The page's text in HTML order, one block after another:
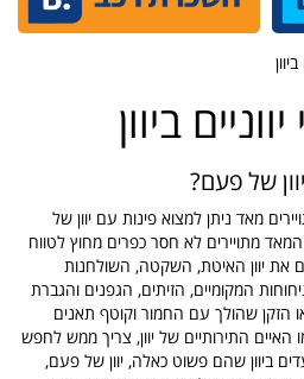
ביוון
של פעם?
מאד ניתן למצוא פינות עם יוון של
המאד מתויירים לא חסר כפרים מחוץ לטווח
את יוון האיטת, השקטה, השולחנות
המקומיים, הזיתים, הגפנים והגברת
הזקן שהולך עם החמור וקוטף תאנים
התירותיים של יוון, צריך ממש לחפש
ביוון שהם פשוט כאלה, יוון של פעם,